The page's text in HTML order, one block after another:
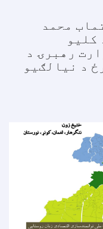
محمد
کليو
رهبرۍ د
د نیالګیو